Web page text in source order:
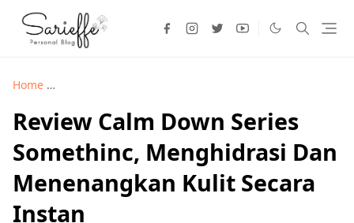
Home
Review Calm Down Series
Somethinc, Menghidrasi Dan
Menenangkan Kulit Secara
Instan